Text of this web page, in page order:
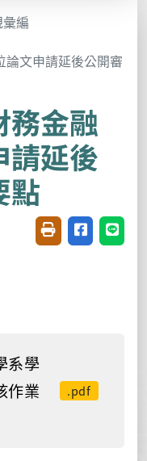
編
論文申請延後公開審
務金融
請延後
點
友善列印(開新視
分享至臉書
分享
系學
作業
.pdf